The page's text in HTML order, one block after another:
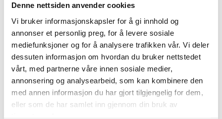
Denne nettsiden anvender cookies
Vi bruker informasjonskapsler for å gi innhold og
annonser et personlig preg, for å levere sosiale
mediefunksjoner og for å analysere trafikken vår. Vi deler
dessuten informasjon om hvordan du bruker nettstedet
vårt, med partnerne våre innen sosiale medier,
annonsering og analysearbeid, som kan kombinere den
med annen informasjon du har gjort tilgjengelig for dem,
eller som de har samlet inn gjennom din bruk av